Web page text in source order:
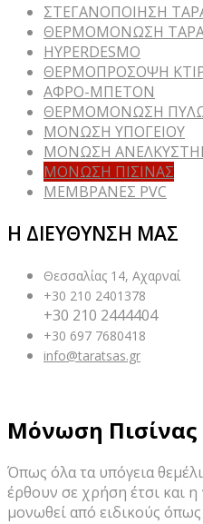
ΣΤΕΓΑΝΟΠΟΙΗΣΗ
ΘΕΡΜΟΜΟΝΩΣΗ
HYPERDESMO
ΘΕΡΜΟΠΡΟΣΟΨΗ
ΑΦΡΟ-ΜΠΕΤΟΝ
ΘΕΡΜΟΜΟΝΩΣΗ
ΜΟΝΩΣΗ ΥΠΟΓΕΙΟΥ
ΜΟΝΩΣΗ
ΜΟΝΩΣΗ ΠΙΣΙΝΑΣ
ΜΕΜΒΡΑΝΕΣ PVC
Η ΔΙΕΥΘΥΝΣΗ ΜΑΣ
Θεσσαλίας 14, Αχαρναί
+30 210 2401378
+30 210 2444404
+30 697 7680418
info@taratsas.gr
Μόνωση Πισίνας
Όπως όλα τα υπόγεια
έρθουν σε χρήση έτσι και η
μονωθεί από ειδικούς όπως